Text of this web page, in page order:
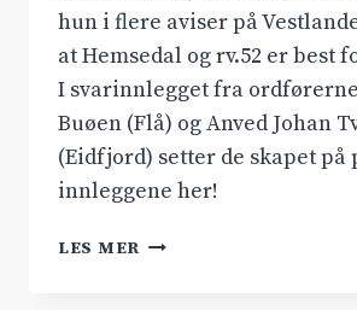
hun i flere aviser på
at Hemsedal og rv.52 er best
I svarinnlegget fra
Buøen (Flå) og Anved Johan
(Eidfjord) setter de skapet på
innleggene her!
LES MER JENNY